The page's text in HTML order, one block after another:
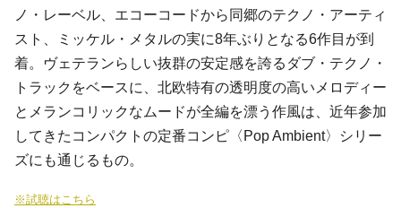
ノ ・レーベル、 エコーコードから同郷のテクノ・アーティ
スト、
ミッケル・メタルの実に8年ぶりとなる6作目が到
着。ヴェテランらしい抜群の安定感を誇るダブ・テクノ・
トラックをベースに、北欧特有の透明度の高いメロディー
とメランコリックなムードが全編を漂う作風は、近年参加
してきた コンパクト の定番コンピ〈Pop Ambient〉シリー
ズにも通じるもの。
※試聴はこちら